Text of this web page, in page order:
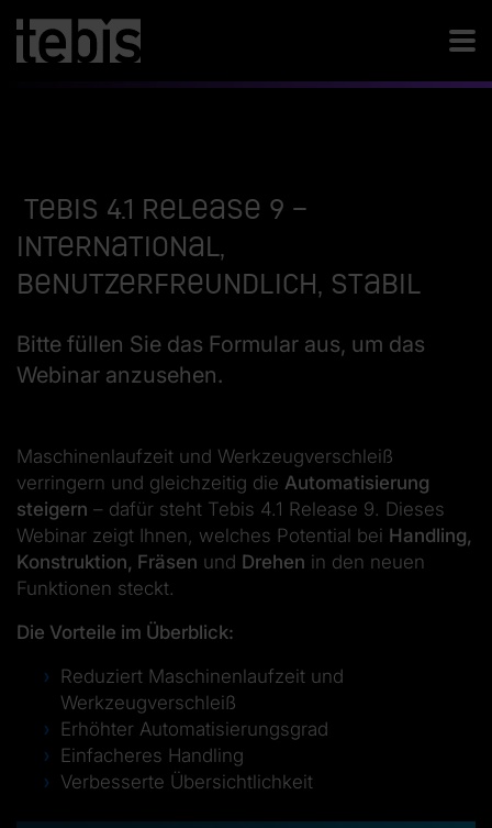
Tebis 4.1 Release 9 –
International,
benutzerfreundlich, stabil
Bitte füllen Sie das Formular aus, um das
Webinar anzusehen.
Maschinenlaufzeit und Werkzeugverschleiß
verringern und gleichzeitig die Automatisierung
steigern – dafür steht Tebis 4.1 Release 9. Dieses
Webinar zeigt Ihnen, welches Potential bei Handling,
Konstruktion, Fräsen und Drehen in den neuen
Funktionen steckt.
Die Vorteile im Überblick:
Reduziert Maschinenlaufzeit und
Werkzeugverschleiß
Erhöhter Automatisierungsgrad
Einfacheres Handling
Verbesserte Übersichtlichkeit